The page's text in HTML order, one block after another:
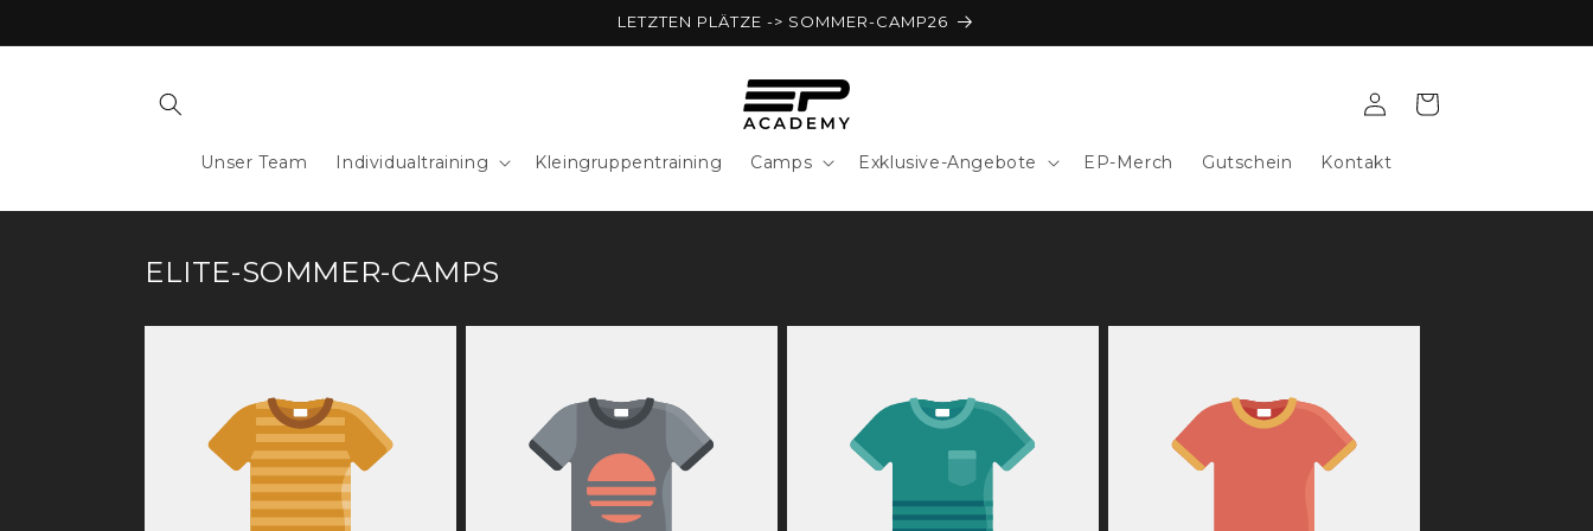
Inhalt
LETZTEN PLÄTZE -> SOMMER-CAMP26
Unser Team Individualtraining Kleingruppentraining Camps Exklusive-Angebote EP-Merch Gutschein Kontakt
EinloggenWarenkorb
ELITE-SOMMER-CAMPS